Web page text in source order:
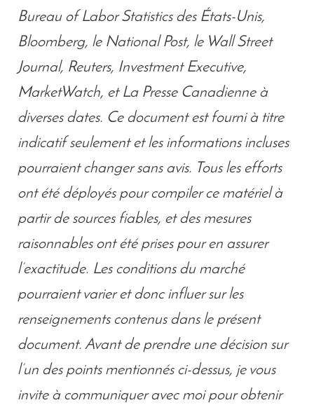
Bureau of Labor Statistics des États-Unis,
Bloomberg, le National Post, le Wall Street
Journal, Reuters, Investment Executive,
MarketWatch, et La Presse Canadienne à
diverses dates. Ce document est fourni à titre
indicatif seulement et les informations incluses
pourraient changer sans avis. Tous les efforts
ont été déployés pour compiler ce matériel à
partir de sources fiables, et des mesures
raisonnables ont été prises pour en assurer
l’exactitude. Les conditions du marché
pourraient varier et donc influer sur les
renseignements contenus dans le présent
document. Avant de prendre une décision sur
l’un des points mentionnés ci-dessus, je vous
invite à communiquer avec moi pour obtenir